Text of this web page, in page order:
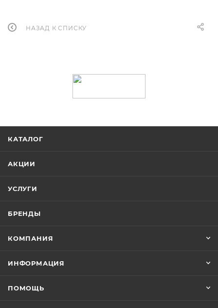
НАЗАД К СПИСКУ
КАТАЛОГ
АКЦИИ
УСЛУГИ
БРЕНДЫ
КОМПАНИЯ
ИНФОРМАЦИЯ
ПОМОЩЬ